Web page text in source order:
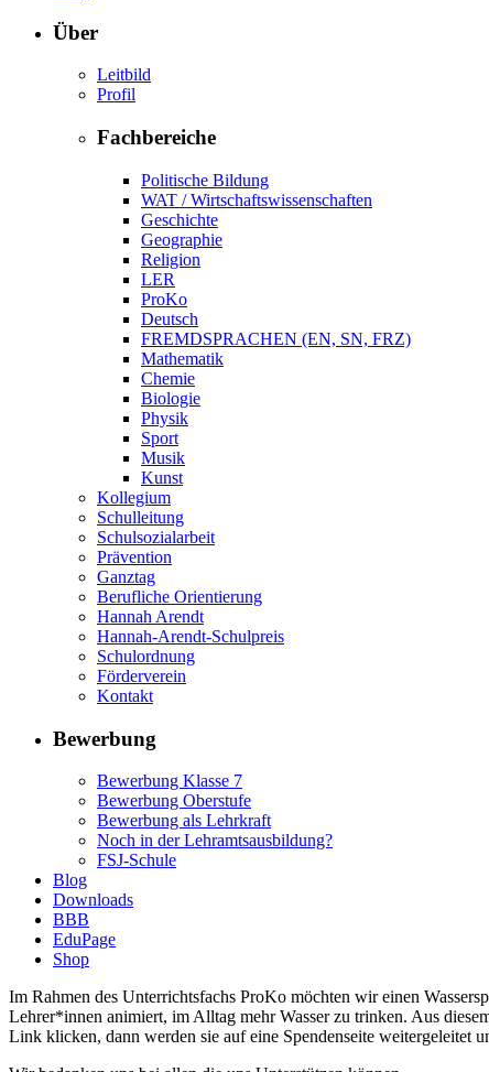
Über
Leitbild
Profil
Fachbereiche
Politische Bildung
WAT / Wirtschaftswissenschaften
Geschichte
Geographie
Religion
LER
ProKo
Deutsch
FREMDSPRACHEN (EN, SN, FRZ)
Mathematik
Chemie
Biologie
Physik
Sport
Musik
Kunst
Kollegium
Schulleitung
Schulsozialarbeit
Prävention
Ganztag
Berufliche Orientierung
Hannah Arendt
Hannah-Arendt-Schulpreis
Schulordnung
Förderverein
Kontakt
Bewerbung
Bewerbung Klasse 7
Bewerbung Oberstufe
Bewerbung als Lehrkraft
Noch in der Lehramtsausbildung?
FSJ-Schule
Blog
Downloads
BBB
EduPage
Shop
Im Rahmen des Unterrichtsfachs ProKo möchten wir einen
Lehrer*innen animiert, im Alltag mehr Wasser zu trinken. Aus
Link klicken, dann werden sie auf eine Spendenseite weitergeleitet